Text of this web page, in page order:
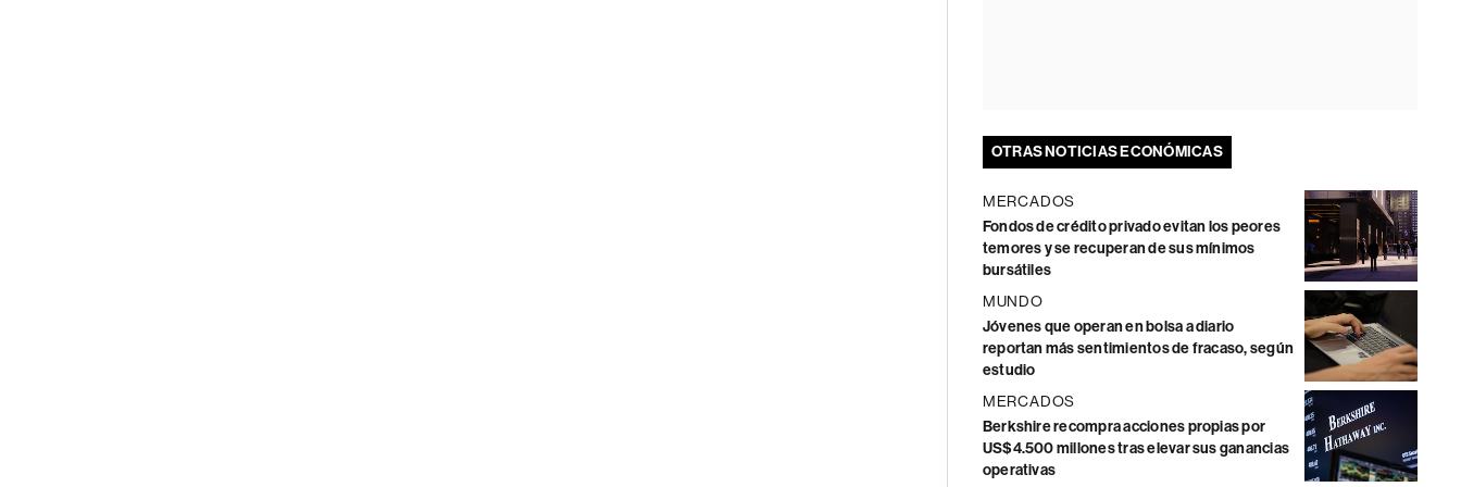
OTRAS NOTICIAS ECONÓMICAS
MERCADOS
Fondos de crédito privado evitan los peores
temores y se recuperan de sus mínimos
bursátiles
MUNDO
Jóvenes que operan en bolsa a diario
reportan más sentimientos de fracaso, según
estudio
MERCADOS
Berkshire recompra acciones propias por
US$4.500 millones tras elevar sus ganancias
operativas